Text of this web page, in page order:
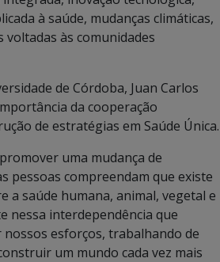
à saúde, mudanças climáticas,
às comunidades
de Córdoba, Juan Carlos
da cooperação
de estratégias em Saúde Única.
uma mudança de
pessoas compreendam que existe
a saúde humana, animal, vegetal e
nessa interdependência que
esforços, trabalhando de
um mundo cada vez mais